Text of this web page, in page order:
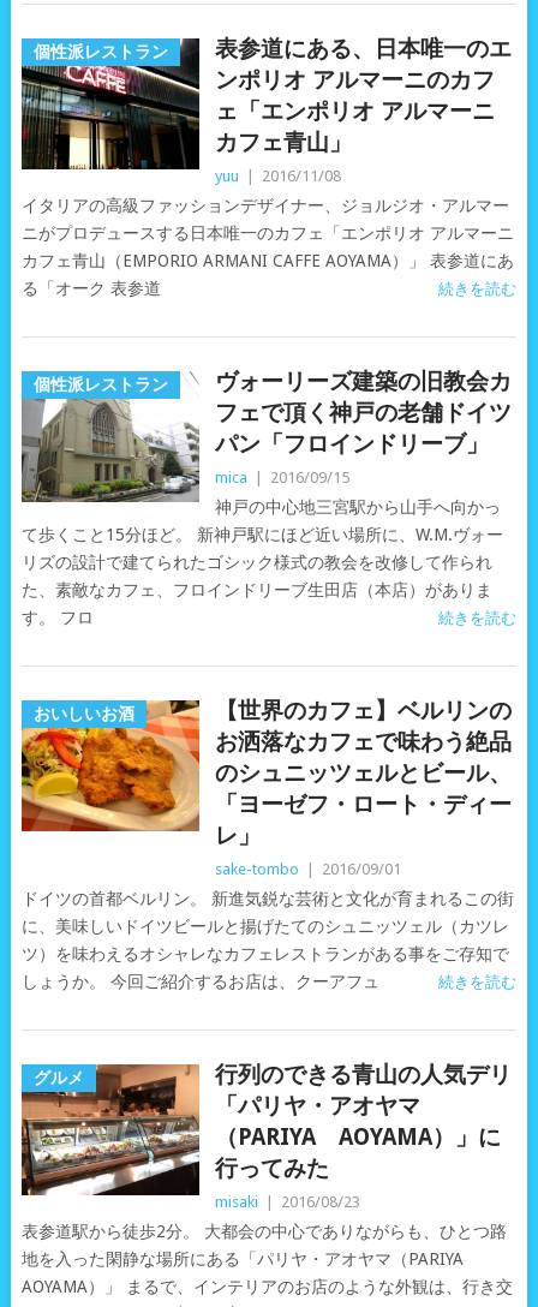
個性派レストラン
表参道にある、日本唯一のエ
ンポリオ アルマーニのカフ
ェ「エンポリオ アルマーニ
カフェ青山」
yuu 2016/11/08
イタリアの高級ファッションデザイナー、ジョルジオ・アルマー
ニがプロデュースする日本唯一のカフェ「エンポリオ アルマーニ
カフェ青山（EMPORIO ARMANI CAFFE AOYAMA）」 表参道にあ
る「オーク 表参道
続きを読む
個性派レストラン
ヴォーリーズ建築の旧教会カ
フェで頂く神戸の老舗ドイツ
パン「フロインドリーブ」
mica 2016/09/15
神戸の中心地三宮駅から山手へ向かっ
て歩くこと15分ほど。 新神戸駅にほど近い場所に、W.M.ヴォー
リズの設計で建てられたゴシック様式の教会を改修して作られ
た、素敵なカフェ、フロインドリーブ生田店（本店）がありま
す。 フロ
続きを読む
おいしいお酒
【世界のカフェ】ベルリンの
お洒落なカフェで味わう絶品
のシュニッツェルとビール、
「ヨーゼフ・ロート・ディー
レ」
sake-tombo 2016/09/01
ドイツの首都ベルリン。 新進気鋭な芸術と文化が育まれるこの街
に、美味しいドイツビールと揚げたてのシュニッツェル（カツレ
ツ）を味わえるオシャレなカフェレストランがある事をご存知で
しょうか。 今回ご紹介するお店は、クーアフュ
続きを読む
グルメ
行列のできる青山の人気デリ
「パリヤ・アオヤマ
（PARIYA AOYAMA）」に
行ってみた
misaki 2016/08/23
表参道駅から徒歩2分。 大都会の中心でありながらも、ひとつ路
地を入った閑静な場所にある「パリヤ・アオヤマ（PARIYA
AOYAMA）」 まるで、インテリアのお店のような外観は、行き交